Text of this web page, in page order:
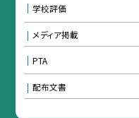
学校評価
メディア掲載
PTA
配布文書